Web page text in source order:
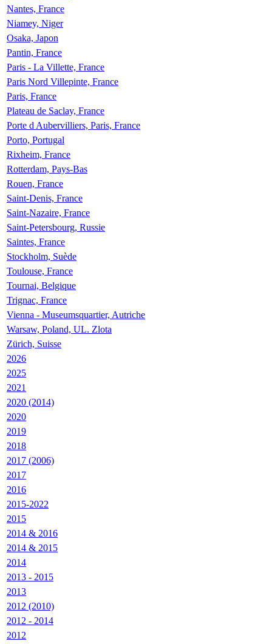
Nantes, France
Niamey, Niger
Osaka, Japon
Pantin, France
Paris - La Villette, France
Paris Nord Villepinte, France
Paris, France
Plateau de Saclay, France
Porte d Aubervilliers, Paris, France
Porto, Portugal
Rixheim, France
Rotterdam, Pays-Bas
Rouen, France
Saint-Denis, France
Saint-Nazaire, France
Saint-Petersbourg, Russie
Saintes, France
Stockholm, Suède
Toulouse, France
Tournai, Belgique
Trignac, France
Vienna - Museumsquartier, Autriche
Warsaw, Poland, UL. Zlota
Zürich, Suisse
2026
2025
2021
2020 (2014)
2020
2019
2018
2017 (2006)
2017
2016
2015-2022
2015
2014 & 2016
2014 & 2015
2014
2013 - 2015
2013
2012 (2010)
2012 - 2014
2012